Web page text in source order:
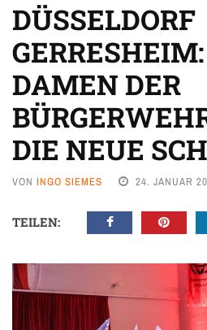
DÜSSELDORF
DAMEN DER
DIE NEUE
VON INGO SIEMES 24. JANUAR
TEILEN: